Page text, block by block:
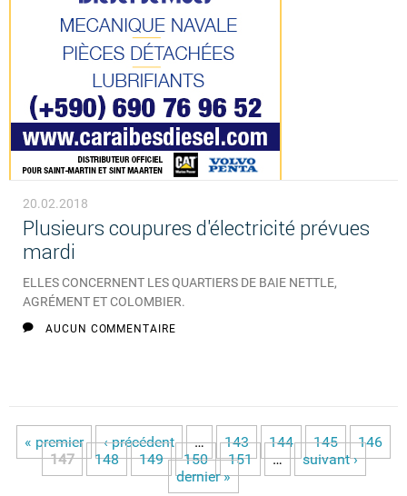
20.02.2018
Plusieurs coupures d'électricité prévues
mardi
ELLES CONCERNENT LES QUARTIERS DE BAIE NETTLE,
AGRÉMENT ET COLOMBIER.
AUCUN COMMENTAIRE
Pages
« premier ‹ précédent … 143 144 145
146
147
148 149 150 151 …
suivant ›
dernier »